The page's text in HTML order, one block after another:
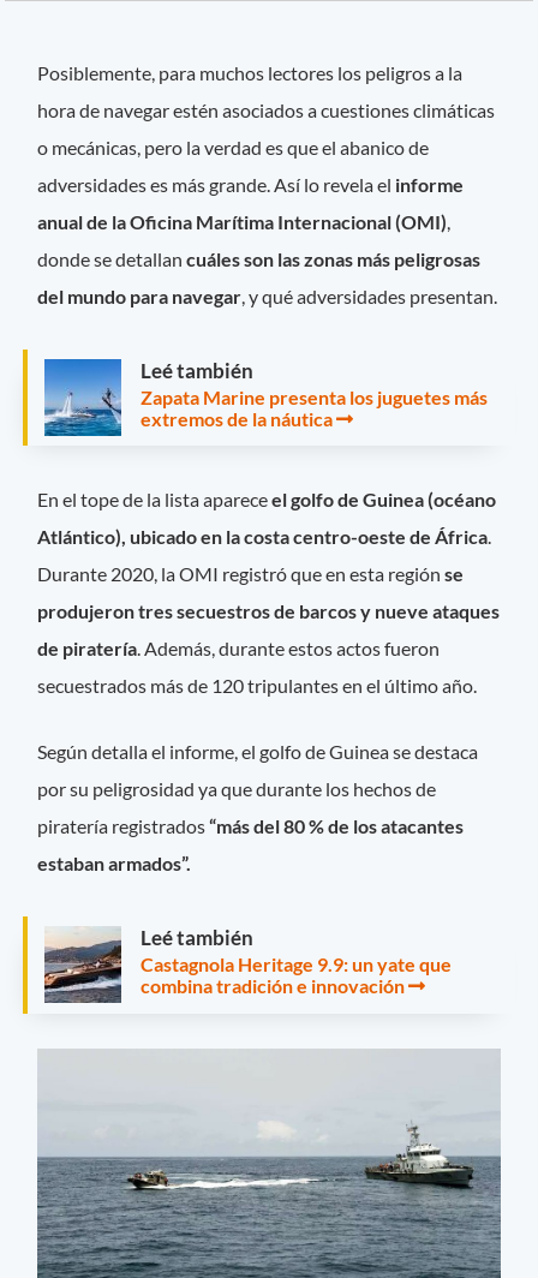
Posiblemente, para muchos lectores los peligros a la
hora de navegar estén asociados a cuestiones climáticas
o mecánicas, pero la verdad es que el abanico de
adversidades es más grande. Así lo revela el informe
anual de la Oficina Marítima Internacional (OMI)
donde se detallancuáles son las zonas más peligrosas
del mundo para navegar , y qué adversidades presentan.
Leé también
Zapata Marine presenta los juguetes más
extremos de la náutica
En el tope de la lista apareceel golfo de Guinea (océano
Atlántico), ubicado en la costa centro-oeste de África.
Durante 2020, la OMI registró que en esta regiónse
produjeron tres secuestros de barcos y nueve ataques
de piratería. Además, durante estos actos fueron
secuestrados más de 120 tripulantes en el último año.
Según detalla el informe, el golfo de Guinea se destaca
por su peligrosidad ya que durante los hechos de
piratería registrados“más del 80 % de los atacantes
estaban armados”.
Leé también
Castagnola Heritage 9.9: un yate que
combina tradición e innovación